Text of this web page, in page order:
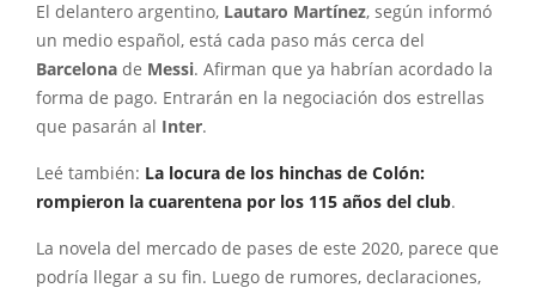
El delantero argentino, Lautaro Martínez, según informó
un medio español, está cada paso más cerca del
Barcelona de Messi. Afirman que ya habrían acordado la
forma de pago. Entrarán en la negociación dos estrellas
que pasarán al Inter.
Leé también: La locura de los hinchas de Colón:
rompieron la cuarentena por los 115 años del club.
La novela del mercado de pases de este 2020, parece que
podría llegar a su fin. Luego de rumores, declaraciones,